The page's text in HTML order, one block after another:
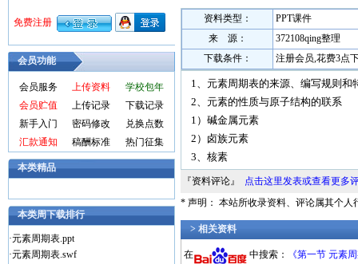
会员功能
会员服务 上传资料
学校包年
会员贮值
上传记录
下载记录
新手入门
密码修改
兑换点数
汇款通知
稿酬标准 热门征集
本类精品
本类周下载排行
·元素周期表.ppt
·元素周期表.swf
资料类型：
PPT课件
来 源：
372108qing整理
下载条件：
注册会员,花费3点
1、元素周期表的来源、编写规则和
2、元素的性质与原子结构的联系
1）碱金属元素
2）卤族元素
3、核素
『资料评论』 点击这里发表或查看更多
* 声明： 本站所收录资料、评论属其个人
> 相关资料
在 中搜索： 《第一节 元素